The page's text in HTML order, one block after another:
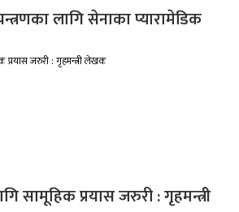
लागि सेनाका प्यारामेडिक
सामूहिक प्रयास जरुरी : गृहमन्त्री